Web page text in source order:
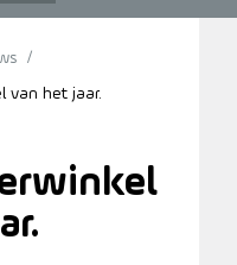
/
van het jaar.